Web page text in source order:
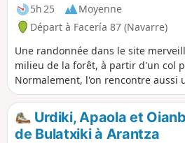
5h 25
Moyenne
Départ à Facería 87 (Navarre)
Une randonnée dans le site
milieu de la forêt, à partir d'un col
Normalement, l'on rencontre aussi
troupeaux (à ne pas déranger). On
découverte de deux cascades, mais
sommet du Zipuru.
Urdiki, Apaola et
de Bulatxiki à Arantza